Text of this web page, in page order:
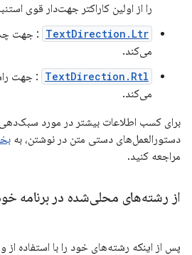
را از اولین کاراکتر جهت‌دار قوی
TextDirection.Ltr : جهت چپ
می‌کند.
TextDirection.Rtl : جهت
می‌کند.
برای کسب اطلاعات بیشتر در مورد
دستورالعمل‌های دستی متن در نوشتن، به
مراجعه کنید.
از رشته‌های محلی‌شده در برنامه
پس از اینکه رشته‌های خود را با استفاده از